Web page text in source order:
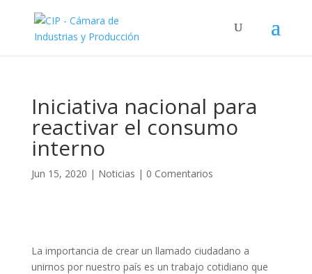
Iniciativa nacional para
reactivar el consumo
interno
Jun 15, 2020 | Noticias | 0 Comentarios
La importancia de crear un llamado ciudadano a
unirnos por nuestro país es un trabajo cotidiano que